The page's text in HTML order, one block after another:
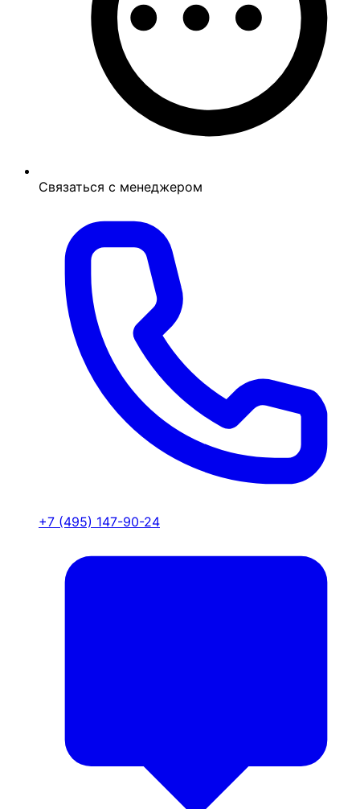
Связаться с менеджером
+7 (495) 147-90-24